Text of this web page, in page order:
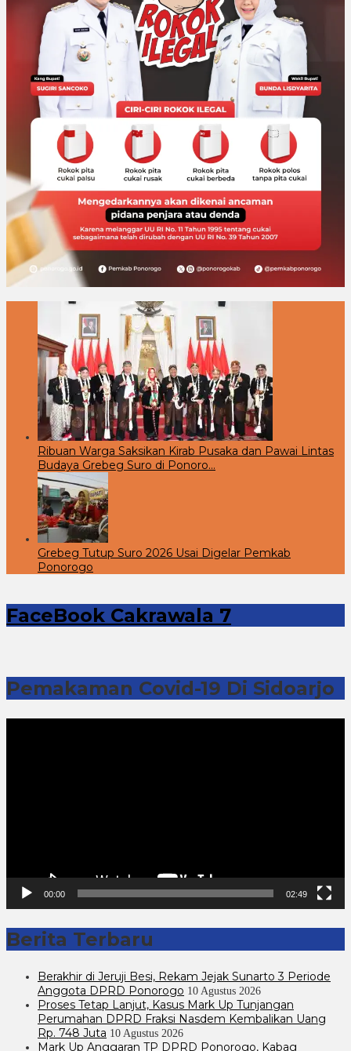
Ribuan Warga Saksikan Kirab Pusaka dan Pawai Lintas
Budaya Grebeg Suro di Ponoro…
Grebeg Tutup Suro 2026 Usai Digelar Pemkab
Ponorogo
FaceBook Cakrawala 7
Pemakaman Covid-19 Di Sidoarjo
00:00 02:49
Berita Terbaru
Berakhir di Jeruji Besi, Rekam Jejak Sunarto 3 Periode
Anggota DPRD Ponorogo 10 Agustus 2026
Proses Tetap Lanjut, Kasus Mark Up Tunjangan
Perumahan DPRD Fraksi Nasdem Kembalikan Uang
Rp. 748 Juta 10 Agustus 2026
Mark Up Anggaran TP DPRD Ponorogo, Kabag